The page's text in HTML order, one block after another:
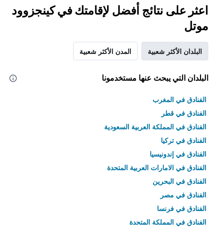
اعثر على نتائج أفضل لإقامتك في كينجزوود
موتل
البلدان الأكثر شعبية المدن الأكثر شعبية
البلدان التي يبحث عنها مستخدمونا
الفنادق في المغرب
الفنادق في قطر
الفنادق في المملكة العربية السعودية
الفنادق في تركيا
الفنادق في إندونيسيا
الفنادق في الامارات العربية المتحدة
الفنادق في البحرين
الفنادق في مصر
الفنادق في فرنسا
الفنادق في المملكة المتحدة